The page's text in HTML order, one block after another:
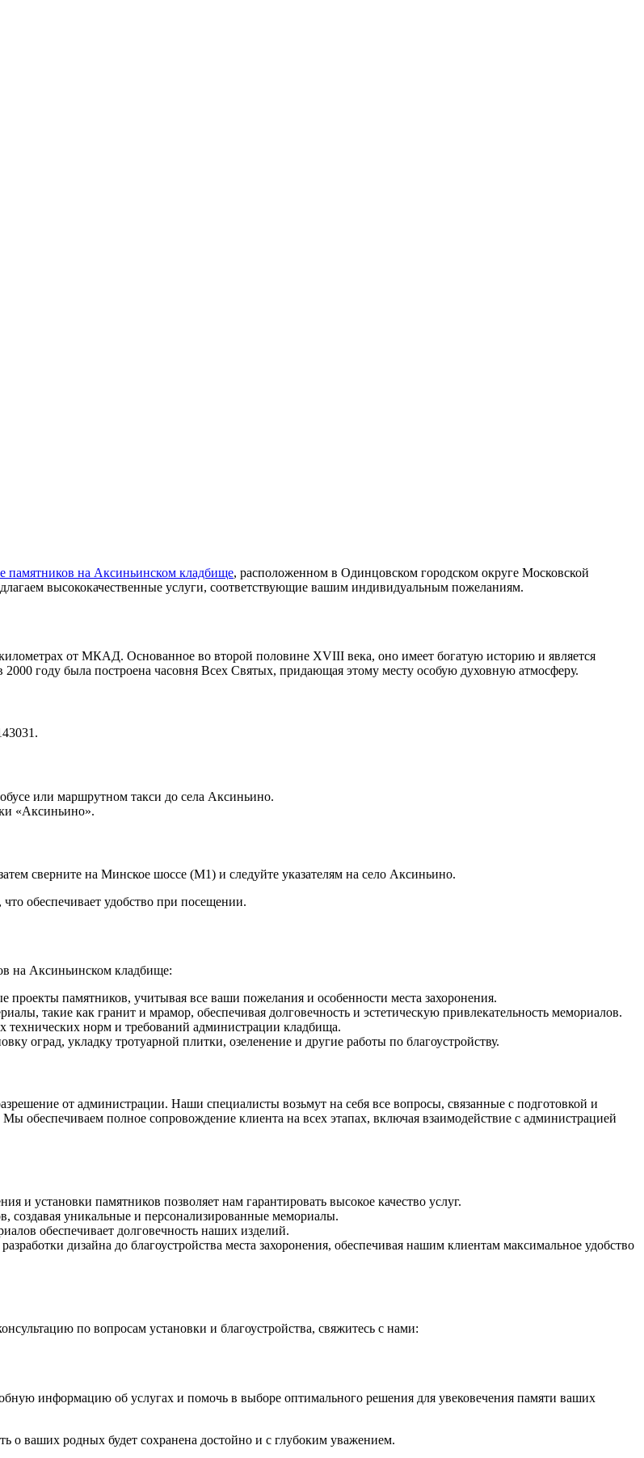
памятников на Аксиньинском кладбище, расположенном в Одинцовском городском округе Московской
высококачественные услуги, соответствующие вашим индивидуальным пожеланиям.
от МКАД. Основанное во второй половине XVIII века, оно имеет богатую историю и является
году была построена часовня Всех Святых, придающая этому месту особую духовную атмосферу.
или маршрутном такси до села Аксиньино.
«Аксиньино».
сверните на Минское шоссе (М1) и следуйте указателям на село Аксиньино.
обеспечивает удобство при посещении.
на Аксиньинском кладбище:
памятников, учитывая все ваши пожелания и особенности места захоронения.
такие как гранит и мрамор, обеспечивая долговечность и эстетическую привлекательность мемориалов.
технических норм и требований администрации кладбища.
оград, укладку тротуарной плитки, озеленение и другие работы по благоустройству.
от администрации. Наши специалисты возьмут на себя все вопросы, связанные с подготовкой и
обеспечиваем полное сопровождение клиента на всех этапах, включая взаимодействие с администрацией
установки памятников позволяет нам гарантировать высокое качество услуг.
уникальные и персонализированные мемориалы.
обеспечивает долговечность наших изделий.
дизайна до благоустройства места захоронения, обеспечивая нашим клиентам максимальное удобство
по вопросам установки и благоустройства, свяжитесь с нами:
информацию об услугах и помочь в выборе оптимального решения для увековечения памяти ваших
родных будет сохранена достойно и с глубоким уважением.